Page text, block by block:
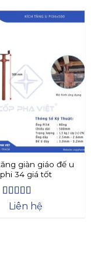
giàn giáo đế u
phi 34 giá tốt
Được xếp
5
Liên hệ